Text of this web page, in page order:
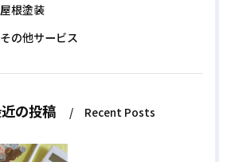
屋根塗装
その他サービス
の投稿 Recent Posts